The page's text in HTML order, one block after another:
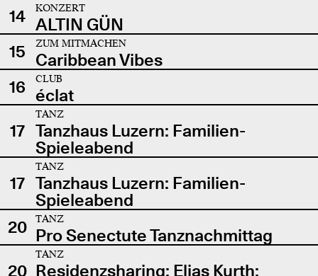
14
KONZERT
ALTIN GÜN
15
ZUM MITMACHEN
Caribbean Vibes
16
CLUB
éclat
17
TANZ
Tanzhaus Luzern: Familien-
Spieleabend
17
TANZ
Tanzhaus Luzern: Familien-
Spieleabend
20
TANZ
Pro Senectute Tanznachmittag
20
TANZ
Residenzsharing: Elias Kurth: